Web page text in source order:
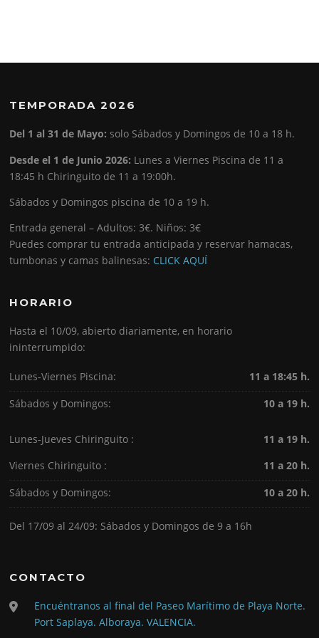
TEMPORADA 2026
Del 1 al 31 de Mayo: solo Sábados y Domingos de 10 a 18 h.
Desde el 1 de Junio 2026: Lunes a Viernes Piscina de 11 a
18:45 h Chiringuito de 11 a 19:00h.
Sábados y Domingos piscina de 10 a 19 h.
Entrada general – Adultos: 3€. Niños: 3€
Puedes comprar tu entrada anticipada y reservar hamacas,
tumbonas y camas balinesas: CLICK AQUÍ
HORARIO
Hasta el 10/09, abierto diariamente, en horario
ininterrumpido:
Lunes-Viernes Piscina:
11 a 18:45 h.
Sábados y Domingos:
10 a 19 h.
Lunes-Jueves Chiringuito :
11 a 19 h.
Viernes Chiringuito :
11 a 20 h.
Sábados y Domingos:
10 a 20 h.
Del 17/09 al 24/09: Sábados y Domingos de 9 a 16h
CONTACTO
Encuéntranos al final del Paseo Marítimo de Playa Norte.
Port Saplaya. Alboraya. VALENCIA.